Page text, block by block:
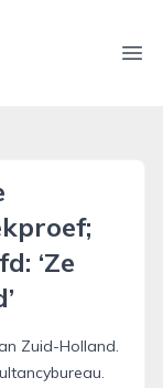
‘Ze
Zuid-Holland.